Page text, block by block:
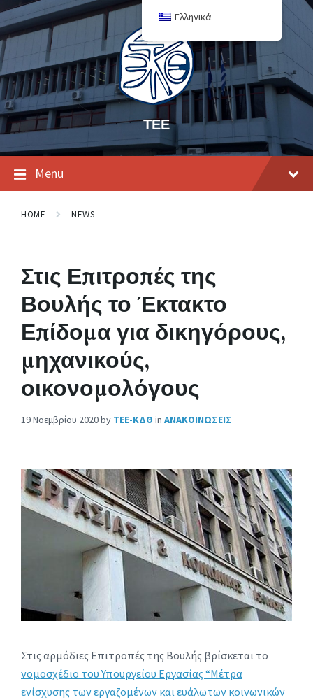
ΤΕΕ
Menu
HOME NEWS
Στις Επιτροπές της
Βουλής το Έκτακτο
Επίδομα για δικηγόρους,
μηχανικούς,
οικονομολόγους
19 Νοεμβρίου 2020by ΤΕΕ-ΚΔΘ in ΑΝΑΚΟΙΝΩΣΕΙΣ
Στις αρμόδιες Επιτροπές της Βουλής βρίσκεται το
νομοσχέδιο του Υπουργείου Εργασίας “Μέτρα
ενίσχυσης των εργαζομένων και ευάλωτων κοινωνικών
Ελληνικά